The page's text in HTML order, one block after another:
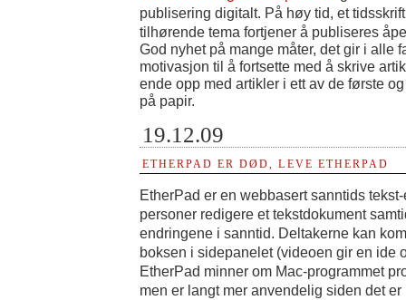
publisering digitalt. På høy tid, et
tilhørende tema fortjener å publiseres
God nyhet på mange måter, det gir i alle
motivasjon til å fortsette med å skrive
ende opp med artikler i ett av de første
på papir.
19.12.09
ETHERPAD ER DØD, LEVE ETHERPAD
EtherPad er en webbasert sanntids
personer redigere et tekstdokument
endringene i sanntid. Deltakerne kan
boksen i sidepanelet (videoen gir en ide
EtherPad minner om Mac-programmet
men er langt mer anvendelig siden det